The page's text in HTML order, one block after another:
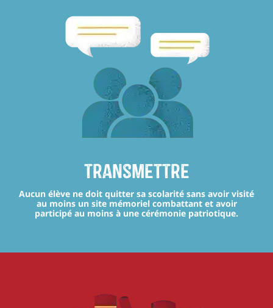
transmettre
Aucun élève ne doit quitter sa scolarité sans avoir visité
au moins un site mémoriel combattant et avoir
participé au moins à une cérémonie patriotique.